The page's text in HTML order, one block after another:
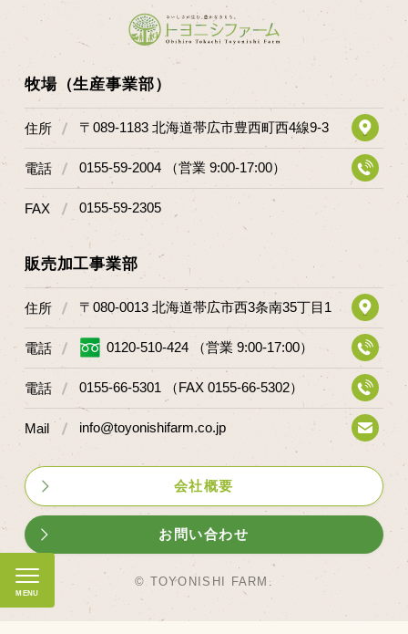
牧場（生産事業部）
住所 〒089-1183 北海道帯広市豊西町西4線9-3
電話 0155-59-2004 （営業 9:00-17:00）
FAX 0155-59-2305
販売加工事業部
住所 〒080-0013 北海道帯広市西3条南35丁目1
電話 0120-510-424 （営業 9:00-17:00）
電話 0155-66-5301 （FAX 0155-66-5302）
Mail info@toyonishifarm.co.jp
会社概要
お問い合わせ
© TOYONISHI FARM.